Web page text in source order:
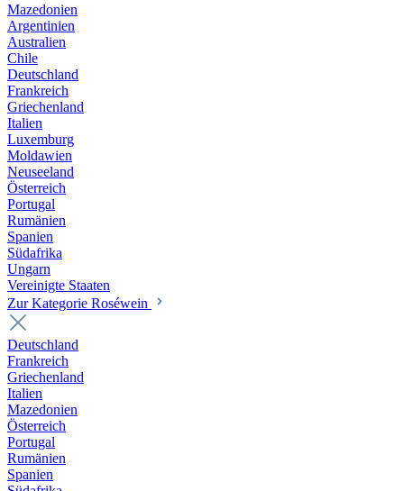
Mazedonien
Argentinien
Australien
Chile
Deutschland
Frankreich
Griechenland
Italien
Luxemburg
Moldawien
Neuseeland
Österreich
Portugal
Rumänien
Spanien
Südafrika
Ungarn
Vereinigte Staaten
Zur Kategorie Roséwein
Deutschland
Frankreich
Griechenland
Italien
Mazedonien
Österreich
Portugal
Rumänien
Spanien